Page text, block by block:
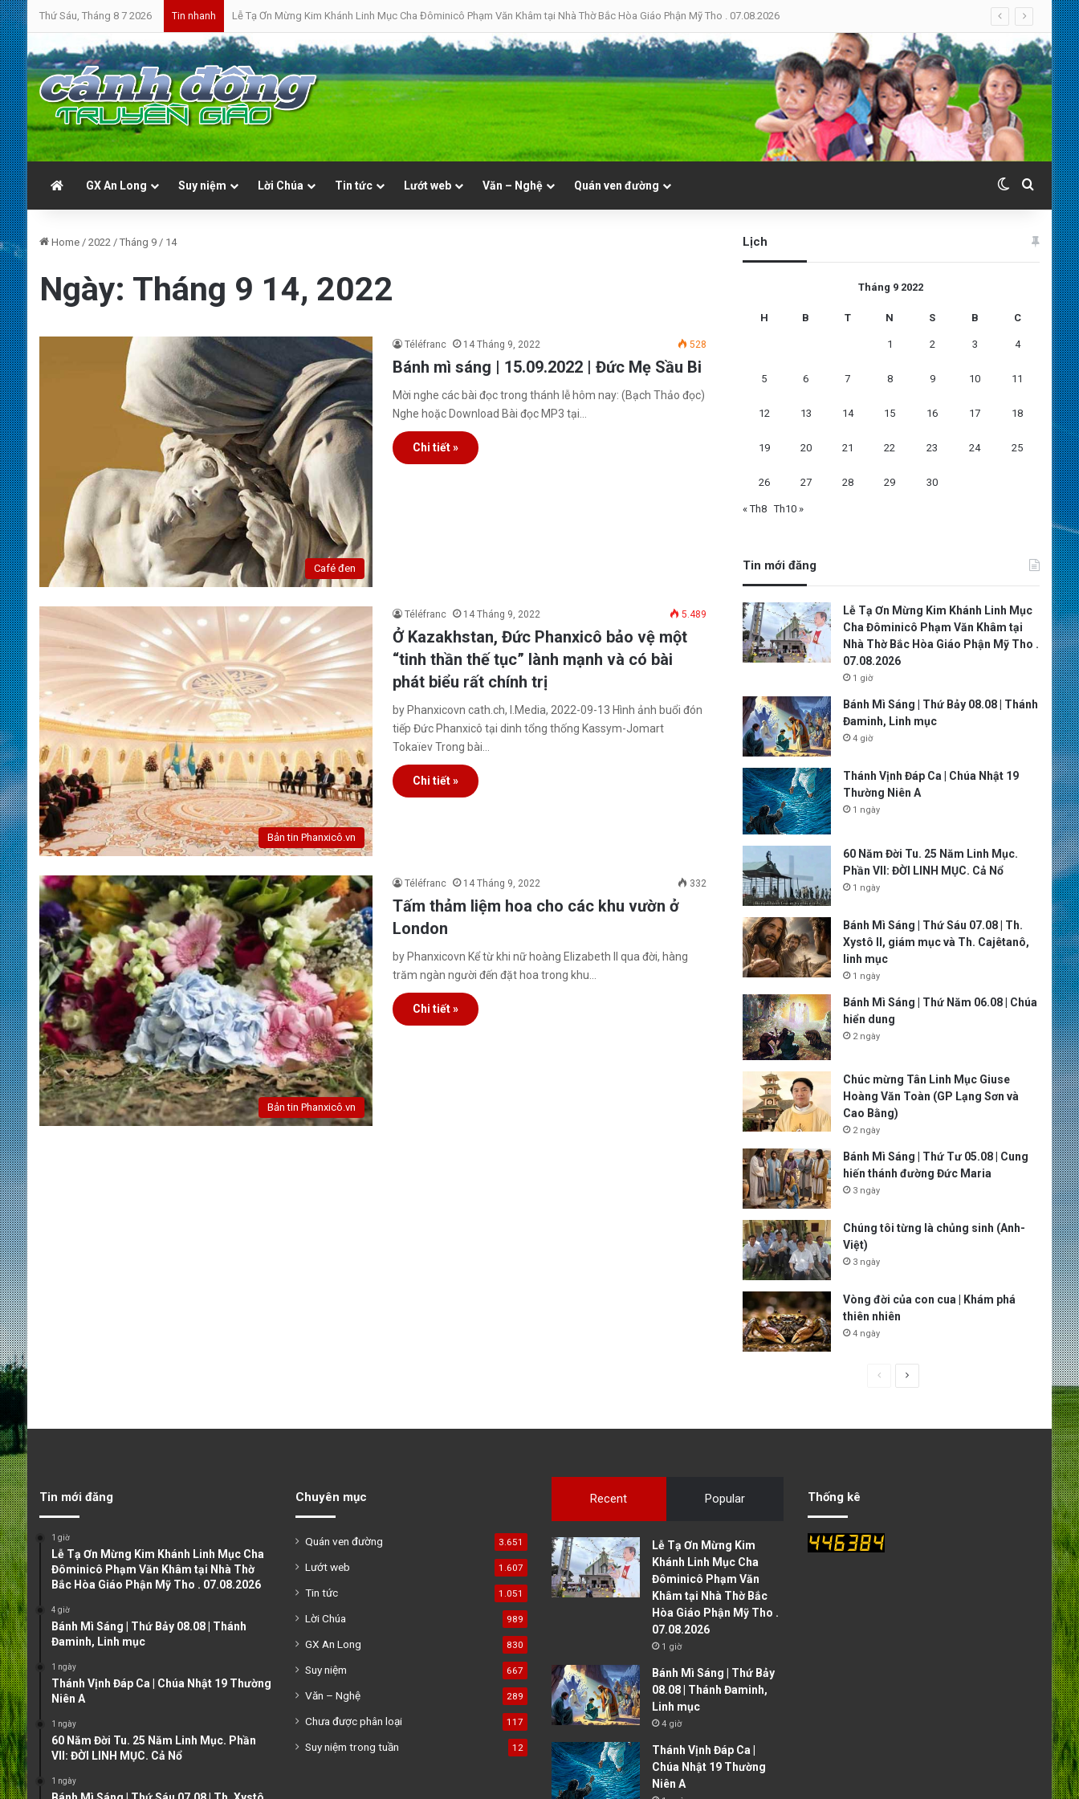
Thứ Sáu, Tháng 8 7 2026 Tin nhanh Lễ Tạ Ơn Mừng Kim Khánh Linh Mục Cha Đôminicô Phạm Văn Khâm tại Nhà Thờ Bắc Hòa Giáo Phận Mỹ Tho . 07.08.2026
GX An Long Suy niệm Lời Chúa Tin tức Lướt web Văn – Nghệ Quán ven đường Switch skin
Search
Home / 2022 / Tháng 9 / 14
Ngày: Tháng 9 14, 2022
Café đen
Téléfranc 14 Tháng 9, 2022 528
Bánh mì sáng | 15.09.2022 | Đức Mẹ Sầu Bi
Mời nghe các bài đọc trong thánh lễ hôm nay: (Bạch Thảo đọc)
Nghe hoặc Download Bài đọc MP3 tại…
Chi tiết »
Bản tin Phanxicô.vn
Téléfranc 14 Tháng 9, 2022 5.489
Ở Kazakhstan, Đức Phanxicô bảo vệ một
“tinh thần thế tục” lành mạnh và có bài
phát biểu rất chính trị
by Phanxicovn cath.ch, I.Media, 2022-09-13 Hình ảnh buổi đón
tiếp Đức Phanxicô tại dinh tổng thống Kassym-Jomart
Tokaïev Trong bài…
Chi tiết »
Bản tin Phanxicô.vn
Téléfranc 14 Tháng 9, 2022 332
Tấm thảm liệm hoa cho các khu vườn ở
London
by Phanxicovn Kể từ khi nữ hoàng Elizabeth II qua đời, hàng
trăm ngàn người đến đặt hoa trong khu…
Chi tiết »
Lịch
Tháng 9 2022
H B T N S B C
1 2 3 4
5 6 7 8 9 10 11
12 13 14 15 16 17 18
19 20 21 22 23 24 25
26 27 28 29 30
« Th8 Th10 »
Tin mới đăng
Lễ Tạ Ơn Mừng Kim Khánh Linh Mục
Cha Đôminicô Phạm Văn Khâm tại
Nhà Thờ Bắc Hòa Giáo Phận Mỹ Tho .
07.08.2026
1 giờ
Bánh Mì Sáng | Thứ Bảy 08.08 | Thánh
Đaminh, Linh mục
4 giờ
Thánh Vịnh Đáp Ca | Chúa Nhật 19
Thường Niên A
1 ngày
60 Năm Đời Tu. 25 Năm Linh Mục.
Phần VII: ĐỜI LINH MỤC. Cả Nổ
1 ngày
Bánh Mì Sáng | Thứ Sáu 07.08 | Th.
Xystô II, giám mục và Th. Cajêtanô,
linh mục
1 ngày
Bánh Mì Sáng | Thứ Năm 06.08 | Chúa
hiển dung
2 ngày
Chúc mừng Tân Linh Mục Giuse
Hoàng Văn Toàn (GP Lạng Sơn và
Cao Bằng)
2 ngày
Bánh Mì Sáng | Thứ Tư 05.08 | Cung
hiến thánh đường Đức Maria
3 ngày
Chúng tôi từng là chủng sinh (Anh-
Việt)
3 ngày
Vòng đời của con cua | Khám phá
thiên nhiên
4 ngày
s
p
Tin mới đăng
1 giờ
Lễ Tạ Ơn Mừng Kim Khánh Linh Mục Cha
Đôminicô Phạm Văn Khâm tại Nhà Thờ
Bắc Hòa Giáo Phận Mỹ Tho . 07.08.2026
4 giờ
Bánh Mì Sáng | Thứ Bảy 08.08 | Thánh
Đaminh, Linh mục
1 ngày
Thánh Vịnh Đáp Ca | Chúa Nhật 19 Thường
Niên A
1 ngày
60 Năm Đời Tu. 25 Năm Linh Mục. Phần
VII: ĐỜI LINH MỤC. Cả Nổ
1 ngày
Chuyên mục
Quán ven đường 3.651
Lướt web 1.607
Tin tức 1.051
Lời Chúa 989
GX An Long 830
Suy niệm 667
Văn – Nghệ 289
Chưa được phân loại 117
Suy niệm trong tuần 12
Recent Popular
Lễ Tạ Ơn Mừng Kim
Khánh Linh Mục Cha
Đôminicô Phạm Văn
Khâm tại Nhà Thờ Bắc
Hòa Giáo Phận Mỹ Tho .
07.08.2026
1 giờ
Bánh Mì Sáng | Thứ Bảy
08.08 | Thánh Đaminh,
Linh mục
4 giờ
Thánh Vịnh Đáp Ca |
Chúa Nhật 19 Thường
Niên A
Thống kê